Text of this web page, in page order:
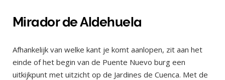
Mirador de Aldehuela
Afhankelijk van welke kant je komt aanlopen, zit aan het
einde of het begin van de Puente Nuevo burg een
uitkijkpunt met uitzicht op de Jardines de Cuenca. Met de